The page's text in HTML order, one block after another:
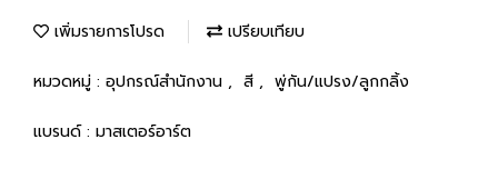
เพิ่มรายการโปรด เปรียบเทียบ
หมวดหมู่ : อุปกรณ์สำนักงาน , สี , พู่กัน/แปรง/ลูกกลิ้ง
แบรนด์ : มาสเตอร์อาร์ต